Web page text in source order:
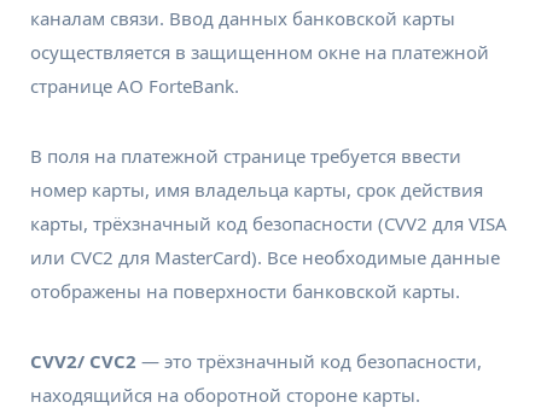
каналам связи. Ввод данных банковской карты
осуществляется в защищенном окне на платежной
странице АО ForteBank.
В поля на платежной странице требуется ввести
номер карты, имя владельца карты, срок действия
карты, трёхзначный код безопасности (CVV2 для VISA
или CVC2 для MasterCard). Все необходимые данные
отображены на поверхности банковской карты.
CVV2/ CVC2 — это трёхзначный код безопасности,
находящийся на оборотной стороне карты.